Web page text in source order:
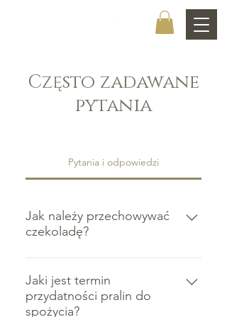
Często zadawane
pytania
Pytania i odpowiedzi
Jak należy przechowywać
czekoladę?
Wszelkie czekoladowe produkty
należy przechowywać w suchym i
chłodnym miejscu. Najbardziej
optymalna jest temperatura 12-20
Jaki jest termin
przydatności pralin do
spożycia?